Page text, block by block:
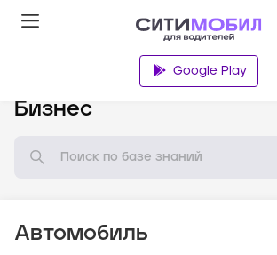
Google Play
Бизнес
Автомобиль